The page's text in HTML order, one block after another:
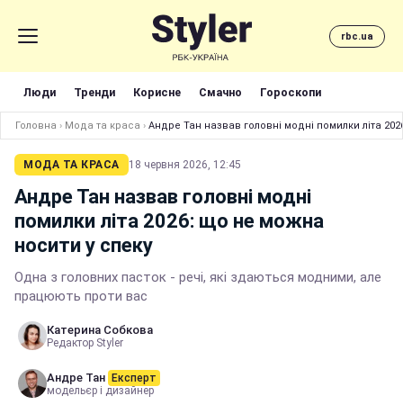
rbc.ua
Люди Тренди Корисне Смачно Гороскопи
Головна › Мода та краса › Андре Тан назвав головні модні помилки літа
МОДА ТА КРАСА 18 червня 2026, 12:45
Андре Тан назвав головні модні
помилки літа 2026: що не можна
носити у спеку
Одна з головних пасток - речі, які здаються модними, але
працюють проти вас
Катерина Собкова
Редактор Styler
Андре Тан Експерт
модельєр і дизайнер